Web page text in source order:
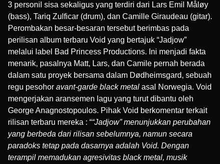
3 personil sisa sekaligus yang terdiri dari Lars Emil Måløy
(bass), Tariq Zulficar (drum), dan Camille Giraudeau (gitar).
Perombakan besar-besaran tersebut berimbas pada
perilisan album terbaru Void yang bertajuk “Jadjow”
melalui label Bad Princess Productions. Ini menjadi fakta
menarik, pasalnya Matt, Lars, dan Camile pernah berada
dalam satu proyek bersama dalam Dødheimsgard, sebuah
regu pesohor avant-garde black metal asal Norwegia. Void
mengerjakan aransemen lagu yang turut dibantu oleh
George Anagnostopoulos. Pihak Void berkomentar terkait
rilisan terbaru mereka : ““Jadjow” menunjukkan perubahan
yang berbeda dari rilisan sebelumnya, namun secara
paradoks tetap pada dasarnya adalah Void. Dengan
terampil memadukan agresivitas black metal, musik